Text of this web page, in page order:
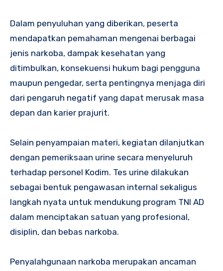
Dalam penyuluhan yang diberikan, peserta
mendapatkan pemahaman mengenai berbagai
jenis narkoba, dampak kesehatan yang
ditimbulkan, konsekuensi hukum bagi pengguna
maupun pengedar, serta pentingnya menjaga diri
dari pengaruh negatif yang dapat merusak masa
depan dan karier prajurit.
Selain penyampaian materi, kegiatan dilanjutkan
dengan pemeriksaan urine secara menyeluruh
terhadap personel Kodim. Tes urine dilakukan
sebagai bentuk pengawasan internal sekaligus
langkah nyata untuk mendukung program TNI AD
dalam menciptakan satuan yang profesional,
disiplin, dan bebas narkoba.
Penyalahgunaan narkoba merupakan ancaman